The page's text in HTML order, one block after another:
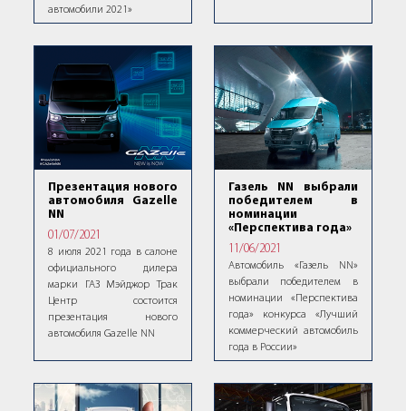
автомобили 2021»
Презентация нового
автомобиля Gazelle
NN
01/07/2021
8 июля 2021 года в салоне
официального дилера
марки ГАЗ Мэйджор Трак
Центр состоится
презентация нового
автомобиля Gazelle NN
Газель NN выбрали
победителем в
номинации
«Перспектива года»
11/06/2021
Автомобиль «Газель NN»
выбрали победителем в
номинации «Перспектива
года» конкурса «Лучший
коммерческий автомобиль
года в России»